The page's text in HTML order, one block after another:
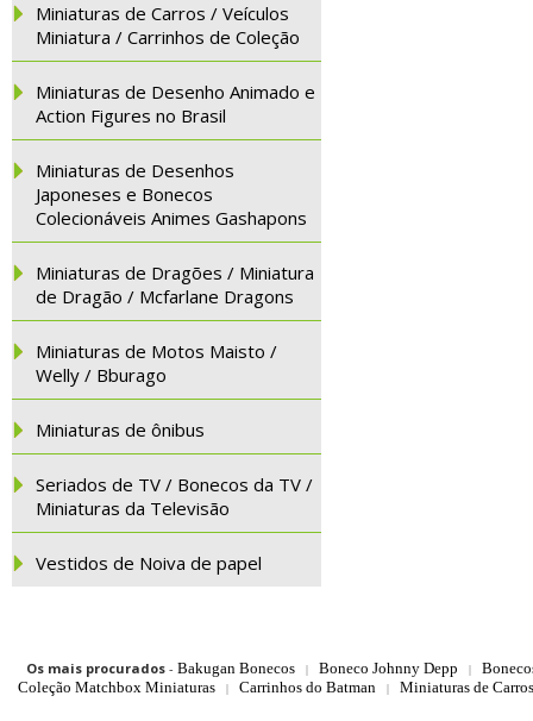
Miniaturas de Carros / Veículos
Miniatura / Carrinhos de Coleção
Miniaturas de Desenho Animado e
Action Figures no Brasil
Miniaturas de Desenhos
Japoneses e Bonecos
Colecionáveis Animes Gashapons
Miniaturas de Dragões / Miniatura
de Dragão / Mcfarlane Dragons
Miniaturas de Motos Maisto /
Welly / Bburago
Miniaturas de ônibus
Seriados de TV / Bonecos da TV /
Miniaturas da Televisão
Vestidos de Noiva de papel
Os mais procurados- Bakugan Bonecos | Boneco Johnny Depp |
Coleção Matchbox Miniaturas
| Carrinhos do Batman | Miniaturas de